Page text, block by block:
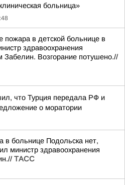
больница»
пожара в детской больнице в
здравоохранения
Забелин. Возгорание потушено.//
что Турция передала РФ и
о моратории
в больнице Подольска нет,
министр здравоохранения
ТАСС